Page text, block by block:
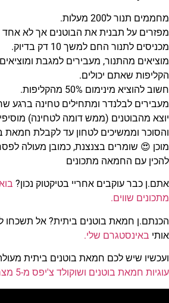
מחממים תנור ל200 מעלות.
מפזרים על תבנית את הבוטנים אך לא אחד
מכניסים לתנור החם למשך 10 דק בדיוק.
מוציאים מהתנור, מעבירים למגבת
הקליפות שאתם יכולים.
חשוב להוציא מינימום 50% מהקליפות.
מעבירים לבלנדר ומתחילים טחינה ברגע
יוצא מהבוטנים (ממש דומה לטחינה)
והסוכר וממשיכים לטחון עד לקבלת חמאת
מוכן 😍 שומרים בצנצנת, כמובן מעולה
להכין עם החמאה מתכונים
אתם.ן כבר עוקבים אחריי בטיקטוק נכון?
מתכונים שווים.
הכנתם.ן חמאת בוטנים ביתית? אל תשכחו
אותי באינסטגרם שלי.
ועכשיו שיש לכם חמאת בוטנים ביתית
עוגיות חמאת בוטנים ושוקולד צ'יפס מ-5 מצרכים בלבד.